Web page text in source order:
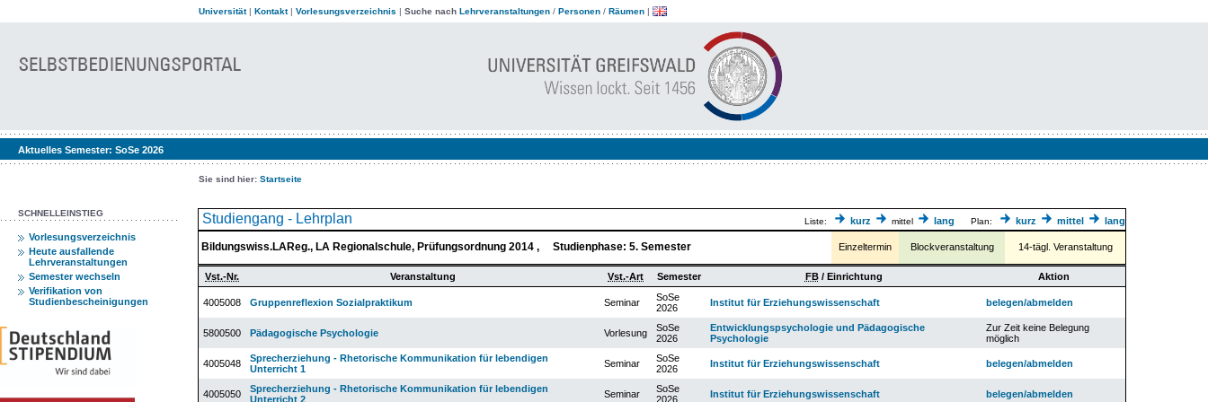
Universität| Kontakt| Vorlesungsverzeichnis | Suche nach Lehrveranstaltungen / Personen / Räumen |
Aktuelles Semester: SoSe 2026
Sie sind hier: Startseite
SCHNELLEINSTIEG
Vorlesungsverzeichnis
Heute ausfallende
Lehrveranstaltungen
Semester wechseln
Verifikation von
Studienbescheinigungen
Studiengang - Lehrplan Liste: kurz mittel lang Plan: kurz mittel lang
Bildungswiss.LAReg., LA Regionalschule, Prüfungsordnung 2014 , Studienphase: 5. Semester Einzeltermin Blockveranstaltung 14-tägl. Veranstaltung
Vst.-Nr. Veranstaltung Vst.-Art Semester FB/ Einrichtung Aktion
4005008 Gruppenreflexion Sozialpraktikum Seminar
SoSe
2026
Institut für Erziehungswissenschaft belegen/abmelden
5800500 Pädagogische Psychologie Vorlesung
SoSe
2026
Entwicklungspsychologie und Pädagogische
Psychologie
Zur Zeit keine Belegung
möglich
4005048
Sprecherziehung - Rhetorische Kommunikation für lebendigen
Unterricht 1
Seminar
SoSe
2026
Institut für Erziehungswissenschaft belegen/abmelden
4005050
Sprecherziehung - Rhetorische Kommunikation für lebendigen
Unterricht 2
Seminar
SoSe
2026
Institut für Erziehungswissenschaft belegen/abmelden